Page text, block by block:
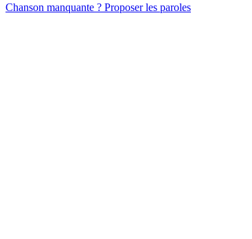
Chanson manquante ? Proposer les paroles